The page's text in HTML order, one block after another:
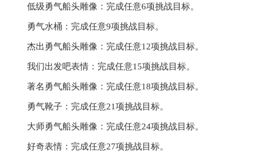
低级勇气船头雕像：完成任意6项挑战目标。
勇气水桶：完成任意9项挑战目标。
杰出勇气船头雕像：完成任意12项挑战目标。
我们出发吧表情：完成任意15项挑战目标。
著名勇气船头雕像：完成任意18项挑战目标。
勇气靴子：完成任意21项挑战目标。
大师勇气船头雕像：完成任意24项挑战目标。
好奇表情：完成任意27项挑战目标。